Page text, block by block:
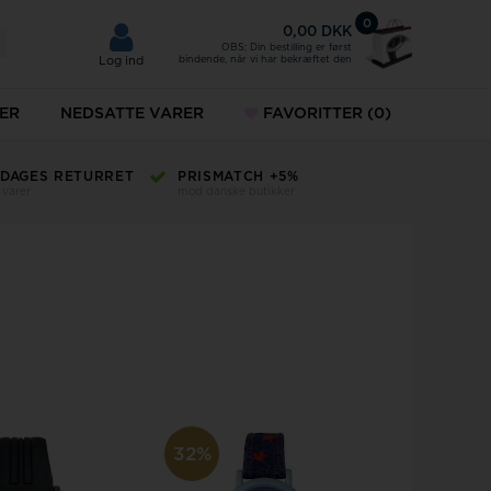
Log ind
0
0,00 DKK
OBS: Din bestilling er først
bindende, når vi har bekræftet den
Fingerringe
NEDSATTE VARER FAVORITTER (0)
RETURRET PRISMATCH +5%
32%